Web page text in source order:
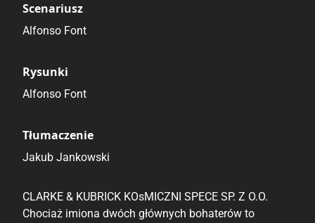
Scenariusz
Alfonso Font
Rysunki
Alfonso Font
Tłumaczenie
Jakub Jankowski
CLARKE & KUBRICK KOsMICZNI SPECE SP. Z O.O.
Chociaż imiona dwóch głównych bohaterów to